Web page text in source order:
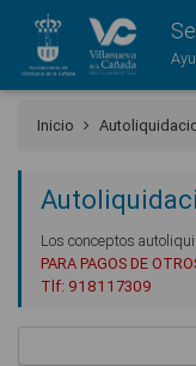
Inicio
Los conceptos
PARA PAGOS DE
Tlf: 918117309